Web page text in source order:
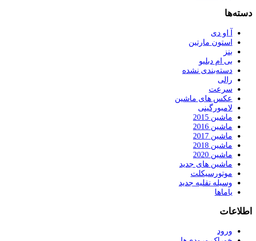
دسته‌ها
آ او دی
استون مارتین
بنز
بی ام دبلیو
دسته‌بندی نشده
رالی
سرعت
عکس های ماشین
لامبورگینی
ماشین 2015
ماشین 2016
ماشین 2017
ماشین 2018
ماشین 2020
ماشین های جدید
موتورسیکلت
وسیله نقلیه جدید
یاماها
اطلاعات
ورود